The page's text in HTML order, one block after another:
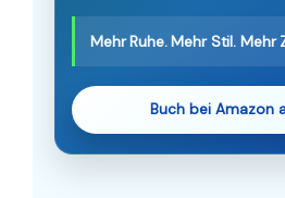
Mehr Ruhe. Mehr Stil. Mehr
Buch bei Amazon